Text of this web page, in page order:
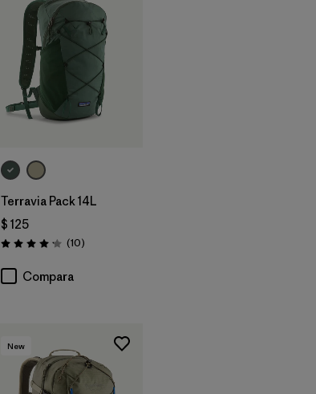
Terravia Pack 14L
$ 125
Valoración: 4.2 / 5
(10Comentarios
)
Compara
New